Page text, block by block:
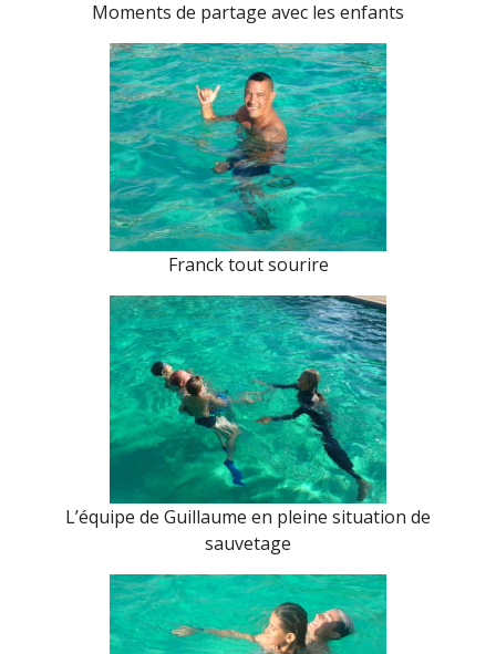
Moments de partage avec les enfants
Franck tout sourire
L’équipe de Guillaume en pleine situation de
sauvetage